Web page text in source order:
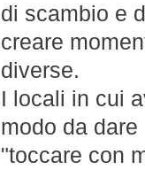
di scambio e
creare
diverse.
I locali in cui
modo da
"toccare con